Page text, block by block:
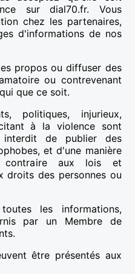
sur dial70.fr. Vous
chez les partenaires,
d'informations de nos
propos ou diffuser des
ou contrevenant
que ce soit.
politiques, injurieux,
à la violence sont
de publier des
et d'une manière
contraire aux lois et
droits des personnes ou
les informations,
par un Membre de
être présentés aux